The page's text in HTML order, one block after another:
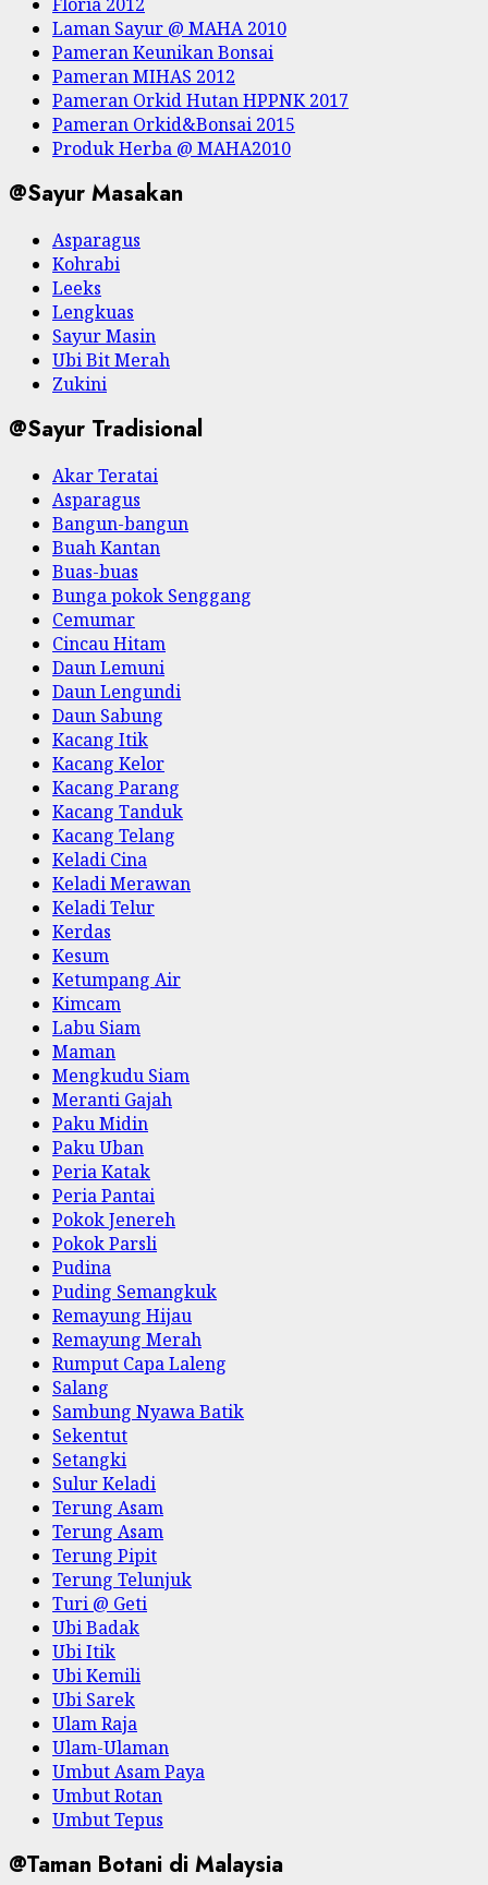
Laman Sayur @ MAHA 2010
Pameran Keunikan Bonsai
Pameran MIHAS 2012
Pameran Orkid Hutan HPPNK 2017
Pameran Orkid&Bonsai 2015
Produk Herba @ MAHA2010
@Sayur Masakan
Asparagus
Kohrabi
Leeks
Lengkuas
Sayur Masin
Ubi Bit Merah
Zukini
@Sayur Tradisional
Akar Teratai
Asparagus
Bangun-bangun
Buah Kantan
Buas-buas
Bunga pokok Senggang
Cemumar
Cincau Hitam
Daun Lemuni
Daun Lengundi
Daun Sabung
Kacang Itik
Kacang Kelor
Kacang Parang
Kacang Tanduk
Kacang Telang
Keladi Cina
Keladi Merawan
Keladi Telur
Kerdas
Kesum
Ketumpang Air
Kimcam
Labu Siam
Maman
Mengkudu Siam
Meranti Gajah
Paku Midin
Paku Uban
Peria Katak
Peria Pantai
Pokok Jenereh
Pokok Parsli
Pudina
Puding Semangkuk
Remayung Hijau
Remayung Merah
Rumput Capa Laleng
Salang
Sambung Nyawa Batik
Sekentut
Setangki
Sulur Keladi
Terung Asam
Terung Asam
Terung Pipit
Terung Telunjuk
Turi @ Geti
Ubi Badak
Ubi Itik
Ubi Kemili
Ubi Sarek
Ulam Raja
Ulam-Ulaman
Umbut Asam Paya
Umbut Rotan
Umbut Tepus
@Taman Botani di Malaysia